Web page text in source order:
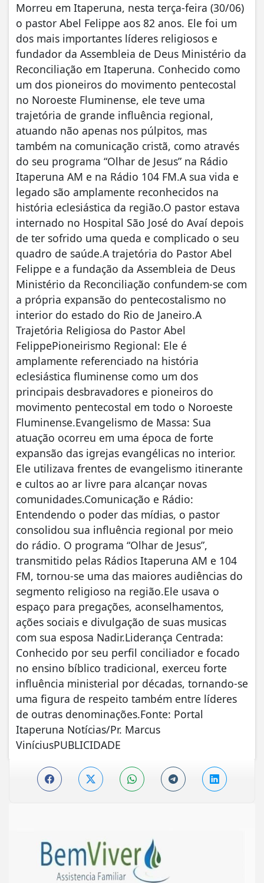
Morreu em Itaperuna, nesta terça-feira (30/06)
o pastor Abel Felippe aos 82 anos. Ele foi um
dos mais importantes líderes religiosos e
fundador da Assembleia de Deus Ministério da
Reconciliação em Itaperuna. Conhecido como
um dos pioneiros do movimento pentecostal
no Noroeste Fluminense, ele teve uma
trajetória de grande influência regional,
atuando não apenas nos púlpitos, mas
também na comunicação cristã, como através
do seu programa “Olhar de Jesus” na Rádio
Itaperuna AM e na Rádio 104 FM.A sua vida e
legado são amplamente reconhecidos na
história eclesiástica da região.O pastor estava
internado no Hospital São José do Avaí depois
de ter sofrido uma queda e complicado o seu
quadro de saúde.A trajetória do Pastor Abel
Felippe e a fundação da Assembleia de Deus
Ministério da Reconciliação confundem-se com
a própria expansão do pentecostalismo no
interior do estado do Rio de Janeiro.A
Trajetória Religiosa do Pastor Abel
FelippePioneirismo Regional: Ele é
amplamente referenciado na história
eclesiástica fluminense como um dos
principais desbravadores e pioneiros do
movimento pentecostal em todo o Noroeste
Fluminense.Evangelismo de Massa: Sua
atuação ocorreu em uma época de forte
expansão das igrejas evangélicas no interior.
Ele utilizava frentes de evangelismo itinerante
e cultos ao ar livre para alcançar novas
comunidades.Comunicação e Rádio:
Entendendo o poder das mídias, o pastor
consolidou sua influência regional por meio
do rádio. O programa “Olhar de Jesus”,
transmitido pelas Rádios Itaperuna AM e 104
FM, tornou-se uma das maiores audiências do
segmento religioso na região.Ele usava o
espaço para pregações, aconselhamentos,
ações sociais e divulgação de suas musicas
com sua esposa Nadir.Liderança Centrada:
Conhecido por seu perfil conciliador e focado
no ensino bíblico tradicional, exerceu forte
influência ministerial por décadas, tornando-se
uma figura de respeito também entre líderes
de outras denominações.Fonte: Portal
Itaperuna Notícias/Pr. Marcus
ViníciusPUBLICIDADE